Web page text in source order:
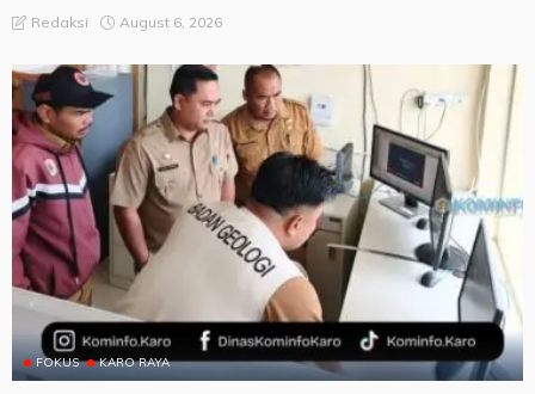
Redaksi August 6, 2026
FOKUS KARO RAYA